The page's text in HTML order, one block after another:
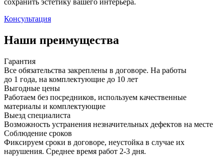
Консультация
Наши преимущества
Гарантия
Все обязательства закреплены в договоре. На работы
до 1 года, на комплектующие до 10 лет
Выгодные цены
Работаем без посредников, используем качественные
материалы и комплектующие
Выезд специалиста
Возможность устранения незначительных дефектов на месте
Соблюдение сроков
Фиксируем сроки в договоре, неустойка в случае их
нарушения. Среднее время работ 2-3 дня.